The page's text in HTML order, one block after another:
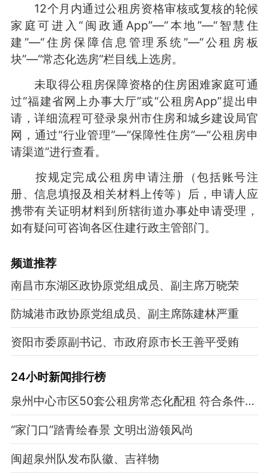
12个月内通过公租房资格审核或复核的轮候
家庭可进入“闽政通App”—“本地”—“智慧住
建”—“住房保障信息管理系统”—“公租房板
块”—“常态化选房”栏目线上选房。
未取得公租房保障资格的住房困难家庭可通
过“福建省网上办事大厅”或“公租房App”提出申
请，详细流程可登录泉州市住房和城乡建设局官
网，通过“行业管理”—“保障性住房”—“公租房申
请渠道”进行查看。
按规定完成公租房申请注册（包括账号注
册、信息填报及相关材料上传等）后，申请人应
携带有关证明材料到所辖街道办事处申请受理，
如有疑问可咨询各区住建行政主管部门。
频道推荐
南昌市东湖区政协原党组成员、副主席万晓荣
防城港市政协原党组成员、副主席陈建林严重
资阳市委原副书记、市政府原市长王善平受贿
24小时新闻排行榜
泉州中心市区50套公租房常态化配租 符合条件家庭可线上选房
“家门口”踏青绘春景 文明出游领风尚
闽超泉州队发布队徽、吉祥物